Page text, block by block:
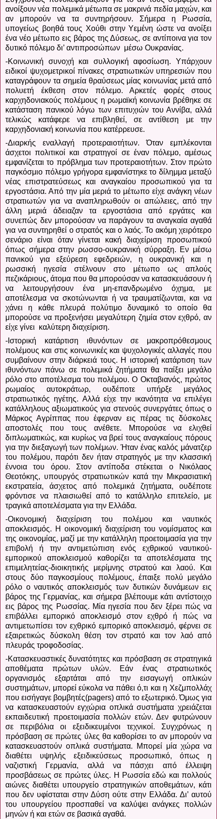
ανοίξουν νέα πολεμικά μέτωπα σε μακρινά πεδία μαχών, και
αν μπορούν να τα συντηρήσουν. Σήμερα η Ρωσσία,
υπογείως βοηθά τους Χούθι στην Υεμένη ώστε να ανοίξει
ένα νέο μέτωπο εις βάρος της Δύσεως, σε αντίποινα για τον
δυτικό πόλεμο δι’ αντιπροσώπων μέσω Ουκρανίας.
-Κοινωνική συνοχή και συλλογική αφοσίωση. Υπάρχουν
ειδικοί ψυχομετρικοί πίνακες στρατιωτικών υπηρεσιών που
καταγράφουν τα σημεία θραύσεως μίας κοινωνίας μετά από
πολυετή έκθεση στον πόλεμο. Αρκετές φορές στους
καρχηδονιακούς πολέμους η ρωμαϊκή κοινωνία βρέθηκε σε
κατάσταση πανικού λόγω των επιτυχιών του Αννίβα, αλλά
τελικώς κατάφερε να επιβληθεί, σε αντίθεση με την
καρχηδονιακή κοινωνία που κατέρρευσε.
-Διαρκής εναλλαγή προτεραιοτήτων. Όταν εμπλέκονται
άσχετοι πολιτικοί και στρατηγοί σε έναν πόλεμο, αμέσως
εμφανίζεται το πρόβλημα των προτεραιοτήτων. Στον πρώτο
παγκόσμιο πόλεμο γρήγορα εμφανίστηκε το δίλημμα μεταξύ
νέας επιστρατεύσεως και αναγκαίου προσωπικού για τα
εργοστάσια. Από την μία μεριά το μέτωπο είχε ανάγκη νέων
στρατιωτών για να αναπληρωθούν οι απώλειες, από την
άλλη μεριά άδειαζαν τα εργοστάσια από εργάτες και
συνεπώς δεν μπορούσαν να παράγουν τα αναγκαία αγαθά
για να συντηρηθεί ο στρατός και ο λαός. Το ακόμη χειρότερο
σενάριο είναι όταν γίνεται κακή διαχείριση προσωπικού
όπως σήμερα στην ρωσσο-ουκρανική σύρραξη. Εν μέσω
πανικού για εξεύρεση εφεδρειών, η ουκρανική και η
ρωσσική ηγεσία στέλνουν στο μέτωπο ως απλούς
πεζικάριους, άτομα που θα μπορούσαν να κατασκευάσουν ή
να λειτουργήσουν ένα μη-επανδρωμένο όχημα, με
αποτέλεσμα να σκοτώνωνται ή να τραυματίζωνται, και να
χάνει η κάθε πλευρά πολύτιμο δυναμικό το οποίο θα
μπορούσε να προξενήσει μεγαλύτερη ζημία στον εχθρό, αν
είχε γίνει καλύτερη διαχείριση.
-Ιστορική κατάρτιση ιθυνόντων σε μακροπρόθεσμους
πολέμους και στις κοινωνικές και ψυχολογικές αλλαγές που
συμβαίνουν στην διάρκειά τους. Η ιστορική κατάρτιση των
ιθυνόντων πάνω σε πολεμικά ζητήματα θα παίξει μεγάλο
ρόλο στο αποτέλεσμα του πολέμου. Ο Οκταβιανός, πρώτος
ρωμαίος αυτοκράτωρ, ουδέποτε υπήρξε μεγάλος
στρατιωτικός ηγέτης. Αλλά είχε την ικανότητα να επιλέγει
κατάλληλους αξιωματικούς για στενούς συνεργάτες όπως ο
Μάρκος Αγρίππας που έφερναν εις πέρας τις δύσκολες
αποστολές που τους ανέθετε. Μπορούσε να ελιχθεί
διπλωματικώς, και κυρίως να βρεί τους αναγκαίους πόρους
για την διεξαγωγή των πολέμων. Ήταν ένας καλός μάνατζερ
του πολέμου, παρότι δεν ήταν στρατηγός με την κλασσική
έννοια του όρου. Στον αντίποδα στέκεται ο Νικόλαος
Θεοτόκης, υπουργός στρατιωτικών κατά την Μικρασιατική
εκστρατεία, άσχετος από πολεμικά ζητήματα, ουδέποτε
φρόντισε να πλαισιωθεί από το κατάλληλο επιτελείο, με
τραγικά αποτελέσματα για την Ελλάδα.
-Οικονομική διαχείριση του πολέμου και ναυτικός
αποκλεισμός. Η οικονομική διαχείριση του νομίσματος και
της οικονομίας, μαζί με την κατάλληλη προετοιμασία για την
επιβολή ή την αντιμετώπιση ενός εχθρικού ναυτικού-
εμπορικού αποκλεισμού καθορίζει τα αποτελέσματα της
επιμελητείας-διοικητικής μερίμνης στρατού και λαού. Και
στους δύο παγκοσμίους πολέμους, έπαιξε πολύ μεγάλο
ρόλο ο ναυτικός αποκλεισμός των δυτικών δυνάμεων εις
βάρος της Γερμανίας, και σήμερα βλέπουμε κάτι αντίστοιχο
εις βάρος της Ρωσσίας. Μία ηγεσία που δεν ξέρει πώς να
επιβάλλει εμπορικό αποκλεισμό στον εχθρό ή πώς να
αντιμετωπίσει τον εχθρικό εμπορικό αποκλεισμό, φέρνει σε
εξαιρετικώς δύσκολη θέση τον στρατό και τον λαό από
πλευράς τροφοδοσίας.
-Κατασκευαστικές δυνατότητες και πρόσβαση σε στρατηγικά
αποθέματα πρώτων υλών. Εάν ένας στρατιωτικός
οργανισμός εξαρτάται από την εισαγωγή οπλικών
συστημάτων, μπορεί εύκολα να πάθει ό,τι και η Χεζμπολλάχ
που εισήγαγε βομβητές(pagers) από το εξωτερικό. Όμως για
να κατασκευαστούν εγχώρια οπλικά συστήματα χρειάζεται
εκπαιδευτική προετοιμασία πολλών ετών. Δεν φυτρώνουν
σε περιβόλια οι εξειδικευμένοι τεχνικοί. Συγχρόνως η
πρόσβαση σε πρώτες ύλες θα καθορίσει το αν μπορούν να
κατασκευαστούν οπλικά συστήματα. Μπορεί μία χώρα να
διαθέτει υψηλής εξειδικεύσεως προσωπικό, όπως η
ναζιστική Γερμανία, αλλά να πάσχει από έλλειψη
προσβάσεως σε πρώτες ύλες. Η Ρωσσία εδώ και πολλούς
αιώνες διαθέτει υπουργείο στρατηγικών αποθεμάτων, κάτι
που δεν υφίσταται στην Δύση ούτε στην Ελλάδα. Δι’ αυτού
του υπουργείου προσπαθεί να καλύψει ανάγκες πολλών
μηνών ή και ετών σε βασικά αγαθά.